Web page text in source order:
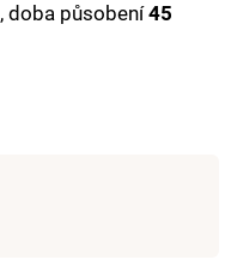
, doba působení45